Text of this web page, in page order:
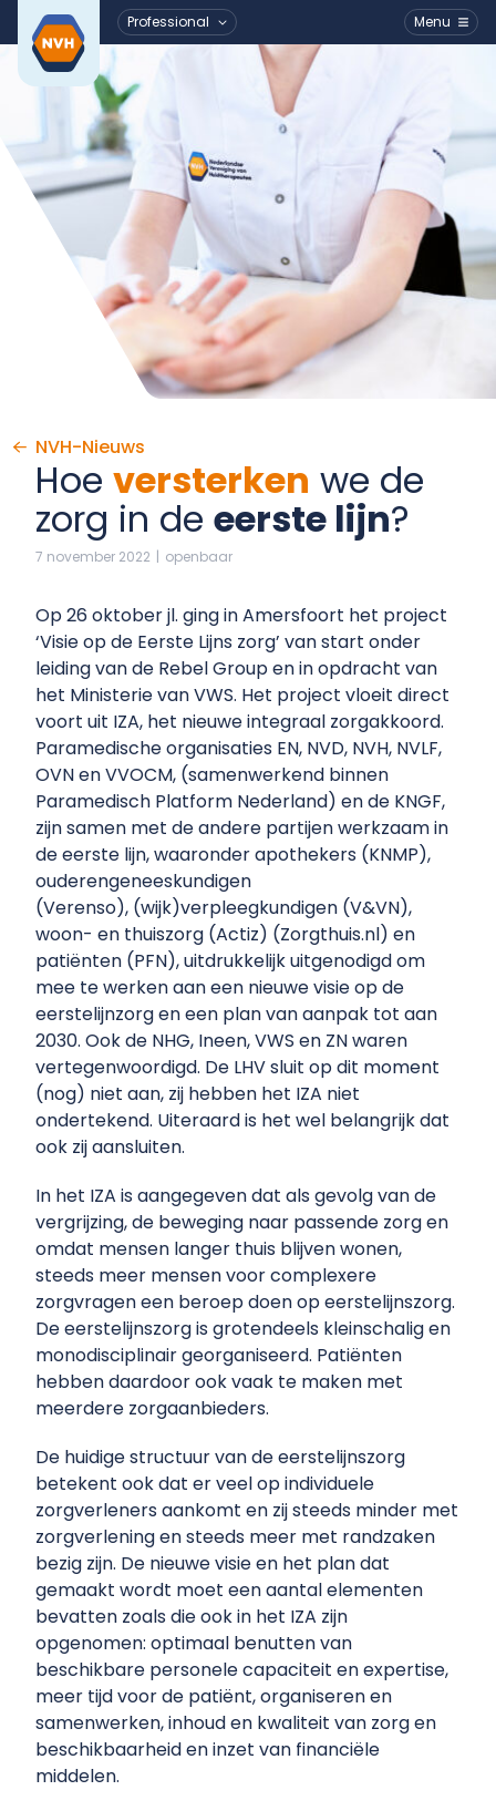
Ga naar de inhoud
Professional Menu
NVH-Nieuws
Hoe versterken we de
zorg in de eerste lijn?
7 november 2022 | openbaar
Op 26 oktober jl. ging in Amersfoort het project
‘Visie op de Eerste Lijns zorg’ van start onder
leiding van de Rebel Group en in opdracht van
het Ministerie van VWS. Het project vloeit direct
voort uit IZA, het nieuwe integraal zorgakkoord.
Paramedische organisaties EN, NVD, NVH, NVLF,
OVN en VVOCM, (samenwerkend binnen
Paramedisch Platform Nederland) en de KNGF,
zijn samen met de andere partijen werkzaam in
de eerste lijn, waaronder apothekers (KNMP),
ouderengeneeskundigen
(Verenso), (wijk)verpleegkundigen (V&VN),
woon- en thuiszorg (Actiz) (Zorgthuis.nl) en
patiënten (PFN), uitdrukkelijk uitgenodigd om
mee te werken aan een nieuwe visie op de
eerstelijnzorg en een plan van aanpak tot aan
2030. Ook de NHG, Ineen, VWS en ZN waren
vertegenwoordigd. De LHV sluit op dit moment
(nog) niet aan, zij hebben het IZA niet
ondertekend. Uiteraard is het wel belangrijk dat
ook zij aansluiten.
In het IZA is aangegeven dat als gevolg van de
vergrijzing, de beweging naar passende zorg en
omdat mensen langer thuis blijven wonen,
steeds meer mensen voor complexere
zorgvragen een beroep doen op eerstelijnszorg.
De eerstelijnszorg is grotendeels kleinschalig en
monodisciplinair georganiseerd. Patiënten
hebben daardoor ook vaak te maken met
meerdere zorgaanbieders.
De huidige structuur van de eerstelijnszorg
betekent ook dat er veel op individuele
zorgverleners aankomt en zij steeds minder met
zorgverlening en steeds meer met randzaken
bezig zijn. De nieuwe visie en het plan dat
gemaakt wordt moet een aantal elementen
bevatten zoals die ook in het IZA zijn
opgenomen: optimaal benutten van
beschikbare personele capaciteit en expertise,
meer tijd voor de patiënt, organiseren en
samenwerken, inhoud en kwaliteit van zorg en
beschikbaarheid en inzet van financiële
middelen.